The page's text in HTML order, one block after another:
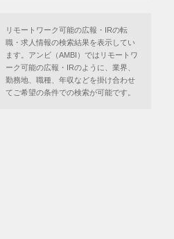
リモートワーク可能の広報・IRの転
職・求人情報の検索結果を表示してい
ます。アンビ（AMBI）ではリモートワ
ーク可能の広報・IRのように、業界、
勤務地、職種、年収などを掛け合わせ
てご希望の条件での検索が可能です。